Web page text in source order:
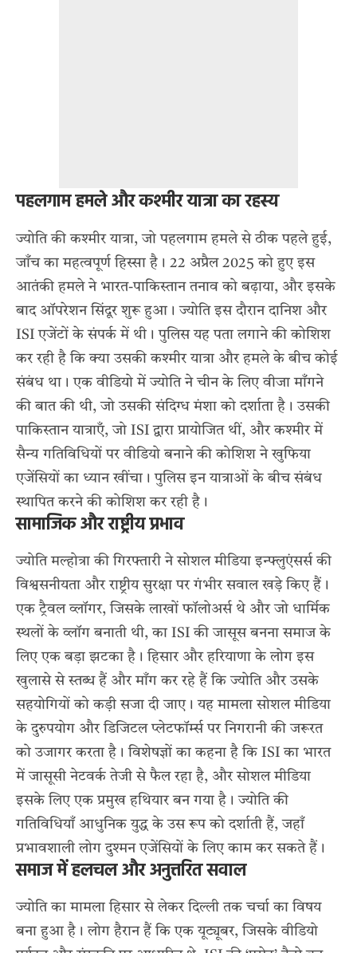
पहलगाम हमले और कश्मीर यात्रा का रहस्य
ज्योति की कश्मीर यात्रा, जो पहलगाम हमले से ठीक पहले हुई,
जाँच का महत्वपूर्ण हिस्सा है। 22 अप्रैल 2025 को हुए इस
आतंकी हमले ने भारत-पाकिस्तान तनाव को बढ़ाया, और इसके
बाद ऑपरेशन सिंदूर शुरू हुआ। ज्योति इस दौरान दानिश और
ISI एजेंटों के संपर्क में थी। पुलिस यह पता लगाने की कोशिश
कर रही है कि क्या उसकी कश्मीर यात्रा और हमले के बीच कोई
संबंध था। एक वीडियो में ज्योति ने चीन के लिए वीजा माँगने
की बात की थी, जो उसकी संदिग्ध मंशा को दर्शाता है। उसकी
पाकिस्तान यात्राएँ, जो ISI द्वारा प्रायोजित थीं, और कश्मीर में
सैन्य गतिविधियों पर वीडियो बनाने की कोशिश ने खुफिया
एजेंसियों का ध्यान खींचा। पुलिस इन यात्राओं के बीच संबंध
स्थापित करने की कोशिश कर रही है।
सामाजिक और राष्ट्रीय प्रभाव
ज्योति मल्होत्रा की गिरफ्तारी ने सोशल मीडिया इन्फ्लुएंसर्स की
विश्वसनीयता और राष्ट्रीय सुरक्षा पर गंभीर सवाल खड़े किए हैं।
एक ट्रैवल व्लॉगर, जिसके लाखों फॉलोअर्स थे और जो धार्मिक
स्थलों के व्लॉग बनाती थी, का ISI की जासूस बनना समाज के
लिए एक बड़ा झटका है। हिसार और हरियाणा के लोग इस
खुलासे से स्तब्ध हैं और माँग कर रहे हैं कि ज्योति और उसके
सहयोगियों को कड़ी सजा दी जाए। यह मामला सोशल मीडिया
के दुरुपयोग और डिजिटल प्लेटफॉर्म्स पर निगरानी की जरूरत
को उजागर करता है। विशेषज्ञों का कहना है कि ISI का भारत
में जासूसी नेटवर्क तेजी से फैल रहा है, और सोशल मीडिया
इसके लिए एक प्रमुख हथियार बन गया है। ज्योति की
गतिविधियाँ आधुनिक युद्ध के उस रूप को दर्शाती हैं, जहाँ
प्रभावशाली लोग दुश्मन एजेंसियों के लिए काम कर सकते हैं।
समाज में हलचल और अनुत्तरित सवाल
ज्योति का मामला हिसार से लेकर दिल्ली तक चर्चा का विषय
बना हुआ है। लोग हैरान हैं कि एक यूट्यूबर, जिसके वीडियो